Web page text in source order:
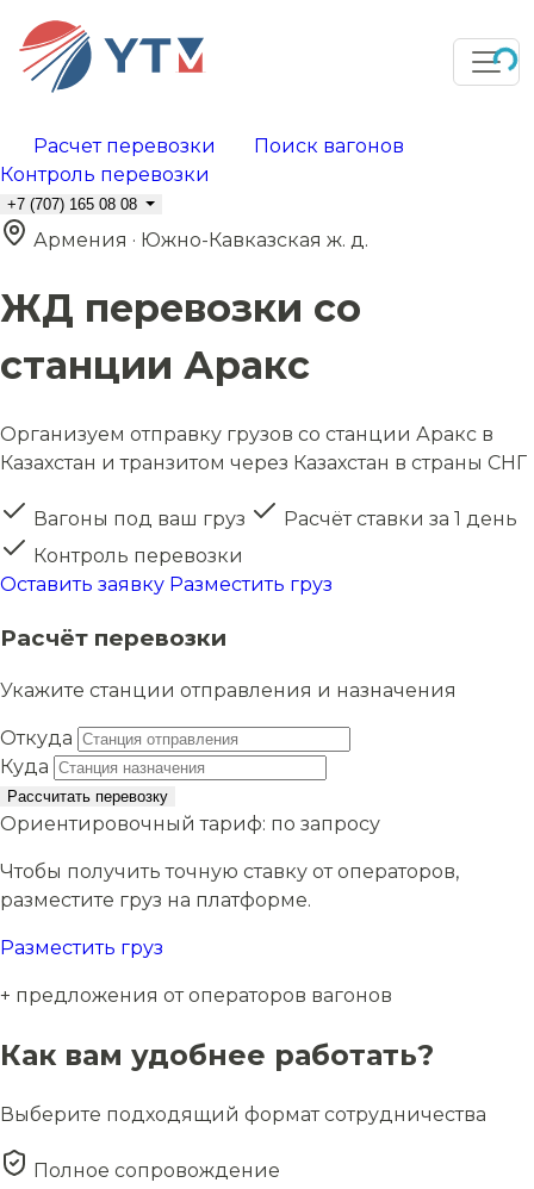
Расчет перевозки
Поиск вагонов
Контроль перевозки
+7 (707) 165 08 08
Армения · Южно-Кавказская ж. д.
ЖД перевозки со
станции Аракс
Организуем отправку грузов со станции Аракс в
Казахстан и транзитом через Казахстан в страны СНГ
Вагоны под ваш груз
Расчёт ставки за 1 день
Контроль перевозки
Оставить заявку Разместить груз
Расчёт перевозки
Укажите станции отправления и назначения
Откуда
Куда
Рассчитать перевозку
Ориентировочный тариф: по запросу
Чтобы получить точную ставку от операторов,
разместите груз на платформе.
Разместить груз
+ предложения от операторов вагонов
Как вам удобнее работать?
Выберите подходящий формат сотрудничества
Полное сопровождение